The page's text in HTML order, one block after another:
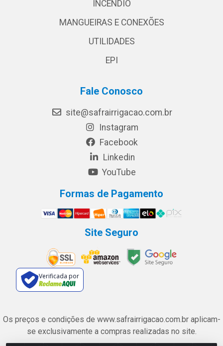
INCÊNDIO
MANGUEIRAS E CONEXÕES
UTILIDADES
EPI
Fale Conosco
site@safrairrigacao.com.br
Instagram
Facebook
Linkedin
YouTube
Formas de Pagamento
Site Seguro
Verificada por
Os preços e condições de www.safrairrigacao.com.br aplicam-
se exclusivamente a compras realizadas no site.